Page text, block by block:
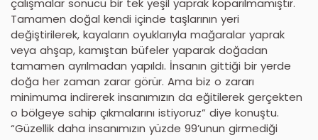
çalışmalar sonucu bir tek yeşil yaprak koparılmamıştır.
Tamamen doğal kendi içinde taşlarının yeri
değiştirilerek, kayaların oyuklarıyla mağaralar yaprak
veya ahşap, kamıştan büfeler yaparak doğadan
tamamen ayrılmadan yapıldı. İnsanın gittiği bir yerde
doğa her zaman zarar görür. Ama biz o zararı
minimuma indirerek insanımızın da eğitilerek gerçekten
o bölgeye sahip çıkmalarını istiyoruz” diye konuştu.
“Güzellik daha insanımızın yüzde 99’unun girmediği